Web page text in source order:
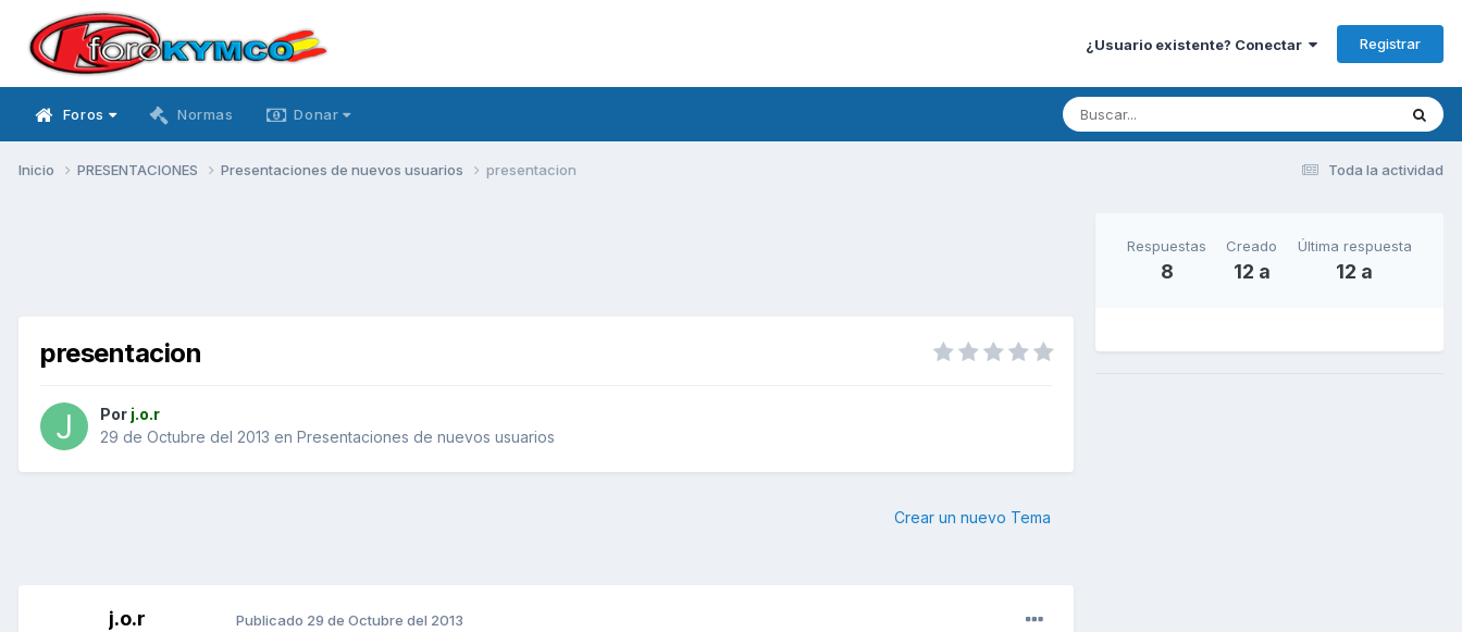
¿Usuario existente? Conectar Registrar
Foros Normas Donar
Toda la actividad
Inicio PRESENTACIONES Presentaciones de nuevos usuarios presentacion
presentacion
Por j.o.r
29 de Octubre del 2013 en Presentaciones de nuevos usuarios
Crear un nuevo Tema
j.o.r Publicado 29 de Octubre del 2013
Respuestas
8
Creado
12 a
Última respuesta
12 a